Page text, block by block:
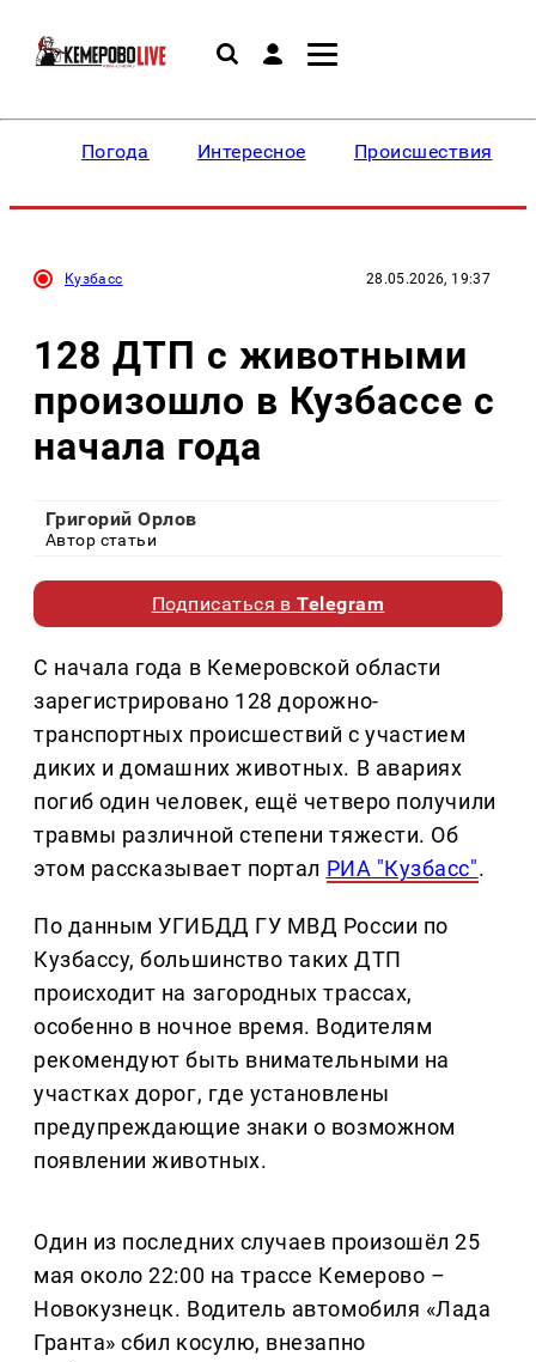
Погода Интересное Происшествия
Кузбасс 28.05.2026, 19:37
128 ДТП с животными
произошло в Кузбассе с
начала года
Григорий Орлов
Автор статьи
Подписаться вTelegram
С начала года в Кемеровской области
зарегистрировано 128 дорожно-
транспортных происшествий с участием
диких и домашних животных. В авариях
погиб один человек, ещё четверо получили
травмы различной степени тяжести. Об
этом рассказывает портал РИА "Кузбасс".
По данным УГИБДД ГУ МВД России по
Кузбассу, большинство таких ДТП
происходит на загородных трассах,
особенно в ночное время. Водителям
рекомендуют быть внимательными на
участках дорог, где установлены
предупреждающие знаки о возможном
появлении животных.
Один из последних случаев произошёл 25
мая около 22:00 на трассе Кемерово –
Новокузнецк. Водитель автомобиля «Лада
Гранта» сбил косулю, внезапно